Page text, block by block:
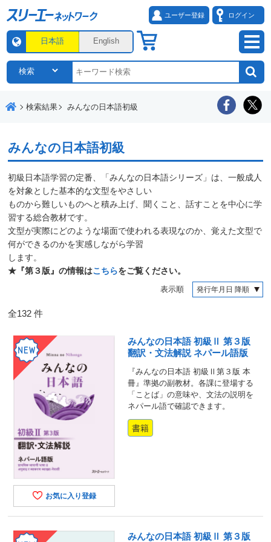
ユーザー登録 ログイン
日本語 English
検索結果 みんなの日本語初級
みんなの日本語初級
初級日本語学習の定番、「みんなの日本語シリーズ」は、一般成人
を対象とした基本的な文型をやさしい
ものから難しいものへと積み上げ、聞くこと、話すことを中心に学
習する総合教材です。
文型が実際にどのような場面で使われる表現なのか、覚えた文型で
何ができるのかを実感しながら学習
します。
★『第３版』の情報はこちらをご覧ください。
表示順
全132 件
お気に入り登録
みんなの日本語 初級Ⅱ 第３版
翻訳・文法解説 ネパール語版
『みんなの日本語 初級Ⅱ第３版 本
冊』準拠の副教材。各課に登場する
「ことば」の意味や、文法の説明を
ネパール語で確認できます。
書籍
みんなの日本語 初級Ⅱ 第３版